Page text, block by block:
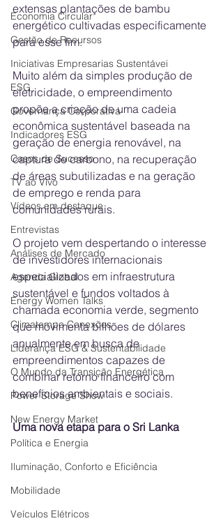
Economia Circular
Gestão de Recursos
Iniciativas Empresarias Sustentávei
ESG
Governança Corporativa
Indicadores ESG
Casos de Sucesso
TV ao Vivo
Vídeos em destaque
Entrevistas
Análises de Mercado
Agenda Global
Energy Women Talks
Climatempo Conexões
Liderança ESG & Sustentabilidade
O Mundo da Transição Energética
Power Storage Show
New Energy Market
Política e Energia
Iluminação, Conforto e Eficiência
Mobilidade
Veículos Elétricos
extensas plantações de bambu
energético cultivadas especificamente
para esse fim.
Muito além da simples produção de
eletricidade, o empreendimento
propõe a criação de uma cadeia
econômica sustentável baseada na
geração de energia renovável, na
captura de carbono, na recuperação
de áreas subutilizadas e na geração
de emprego e renda para
comunidades rurais.
O projeto vem despertando o interesse
de investidores internacionais
especializados em infraestrutura
sustentável e fundos voltados à
chamada economia verde, segmento
que movimenta bilhões de dólares
anualmente em busca de
empreendimentos capazes de
combinar retorno financeiro com
benefícios ambientais e sociais.
Uma nova etapa para o Sri Lanka